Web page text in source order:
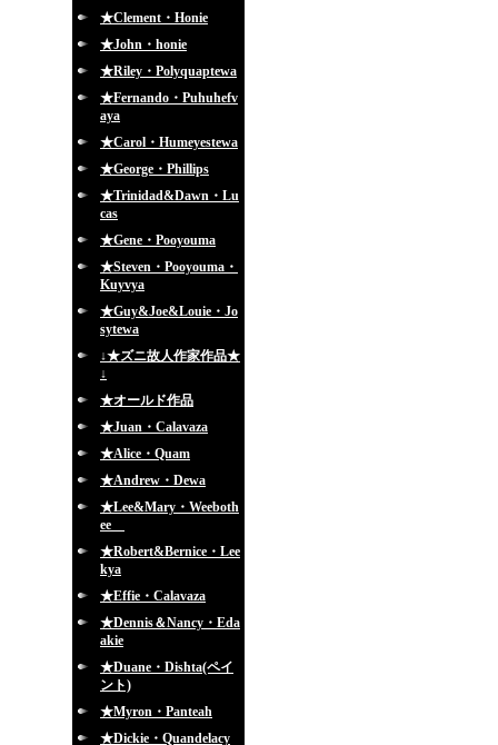
★Clement・Honie
★John・honie
★Riley・Polyquaptewa
★Fernando・Puhuhefv
aya
★Carol・Humeyestewa
★George・Phillips
★Trinidad&Dawn・Lu
cas
★Gene・Pooyouma
★Steven・Pooyouma・
Kuyvya
★Guy&Joe&Louie・Jo
sytewa
↓★ズニ故人作家作品★
↓
★オールド作品
★Juan・Calavaza
★Alice・Quam
★Andrew・Dewa
★Lee&Mary・Weeboth
ee
★Robert&Bernice・Lee
kya
★Effie・Calavaza
★Dennis＆Nancy・Eda
akie
★Duane・Dishta(ペイ
ント)
★Myron・Panteah
★Dickie・Quandelacy